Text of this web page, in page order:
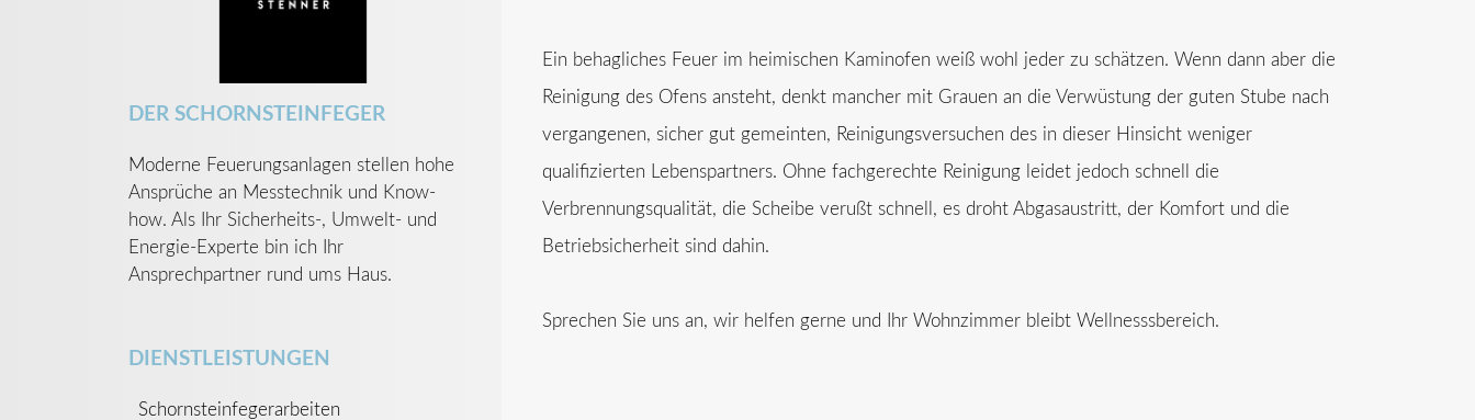
DER SCHORNSTEINFEGER
Moderne Feuerungsanlagen stellen hohe
Ansprüche an Messtechnik und Know-
how. Als Ihr Sicherheits-, Umwelt- und
Energie-Experte bin ich Ihr
Ansprechpartner rund ums Haus.
DIENSTLEISTUNGEN
Schornsteinfegerarbeiten
Ein behagliches Feuer im heimischen Kaminofen weiß wohl jeder zu schätzen. Wenn dann aber die
Reinigung des Ofens ansteht, denkt mancher mit Grauen an die Verwüstung der guten Stube nach
vergangenen, sicher gut gemeinten, Reinigungsversuchen des in dieser Hinsicht weniger
qualifizierten Lebenspartners. Ohne fachgerechte Reinigung leidet jedoch schnell die
Verbrennungsqualität, die Scheibe verußt schnell, es droht Abgasaustritt, der Komfort und die
Betriebsicherheit sind dahin.
Sprechen Sie uns an, wir helfen gerne und Ihr Wohnzimmer bleibt Wellnesssbereich.